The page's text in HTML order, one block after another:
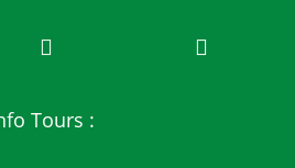
Tours :